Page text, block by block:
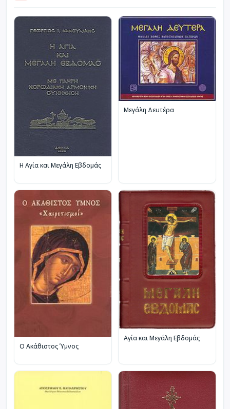
Η Αγία και Μεγάλη Εβδομάς
Μεγάλη Δευτέρα
Ο Ακάθιστος Ύμνος
Αγία και Μεγάλη Εβδομάς